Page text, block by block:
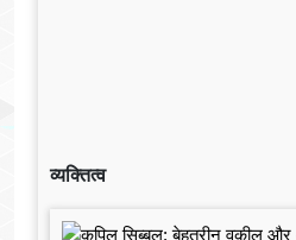
व्यक्तित्व